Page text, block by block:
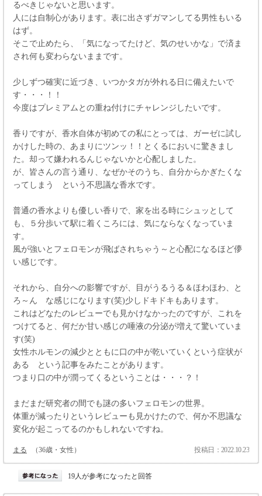
るべきじゃないと思います。
人には自制心があります。表に出さずガマンしてる男性もいる
はず。
そこで止めたら、「気になってたけど、気のせいかな」で済ま
され何も変わらないままです。
少しずつ確実に近づき、いつかタガが外れる日に備えたいで
す・・・！！
今度はプレミアムとの重ね付けにチャレンジしたいです。
香りですが、香水自体が初めての私にとっては、ガーゼに試し
かけした時の、あまりにツンッ！！とくるにおいに驚きまし
た。却って嫌われるんじゃないかと心配しました。
が、皆さんの言う通り、なぜかそのうち、自分からかぎたくな
ってしまう という不思議な香水です。
普通の香水よりも優しい香りで、家を出る時にシュッとして
も、５分歩いて駅に着くころには、気にならなくなっていま
す。
風が強いとフェロモンが飛ばされちゃう～と心配になるほど儚
い感じです。
それから、自分への影響ですが、目がうるうる＆ほわほわ、と
ろ～ん な感じになります(笑)少しドキドキもあります。
これはどなたのレビューでも見かけなかったのですが、これを
つけてると、何だか甘い感じの唾液の分泌が増えて驚いていま
す(笑)
女性ホルモンの減少とともに口の中が乾いていくという症状が
ある という記事をみたことがあります。
つまり口の中が潤ってくるということは・・・？！
まだまだ研究者の間でも謎の多いフェロモンの世界。
体重が減ったりというレビューも見かけたので、何か不思議な
変化が起こってるのかもしれないですね。
まる （36歳・女性） 投稿日：2022.10.23
19人が参考になったと回答